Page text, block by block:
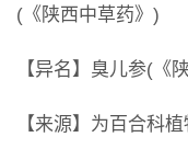
(《陕西中草药》)
【异名】臭儿参(《
【来源】为百合科